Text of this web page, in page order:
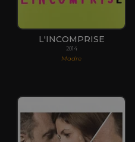
L'INCOMPRISE
2014
Madre